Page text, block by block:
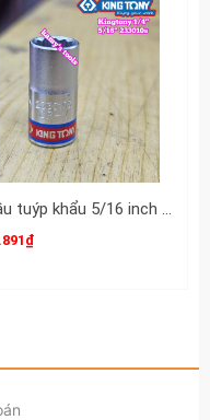
T25 T27 T30
478 99-479
Đầu tuýp khẩu 5/16 inch (7.9mm) lỗ 1/4 inch Kingtony 233010S